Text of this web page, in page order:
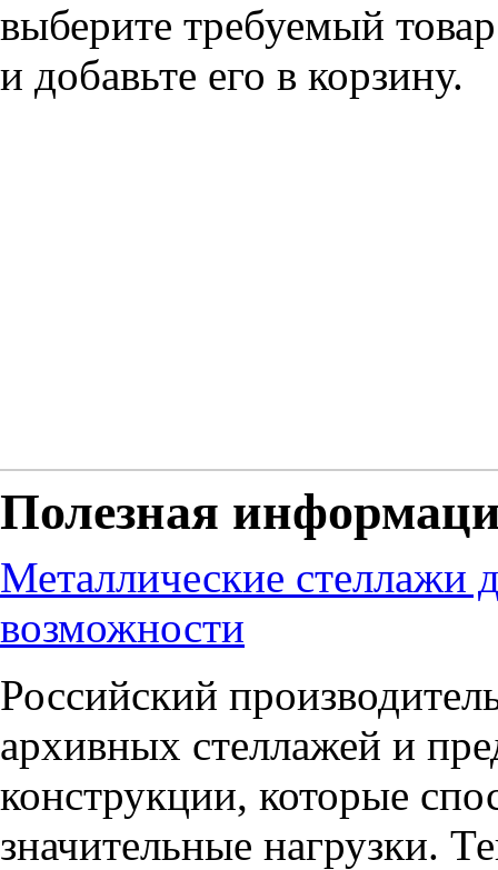
выберите требуемый товар
и добавьте его в корзину.
Полезная
Металлические стеллажи
возможности
Российский
архивных стеллажей и
конструкции, которые
значительные нагрузки.